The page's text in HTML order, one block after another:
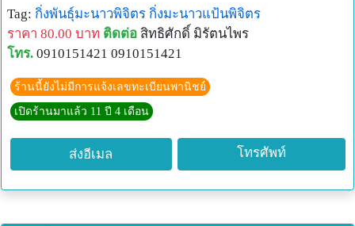
Tag: กิ่งพันธุ์มะนาวพิจิตร กิ่งมะนาวแป้นพิจิตร
ราคา 80.00 บาท ติดต่อ สิทธิศักดิ์ มิรัตนไพร
โทร. 0910151421 0910151421
ร้านนี้ยังไม่มีการแจ้งเลขทะเบียนพานิชย์
เปิดร้านมาแล้ว 11 ปี 4 เดือน
ส่งอีเมล โทรศัพท์